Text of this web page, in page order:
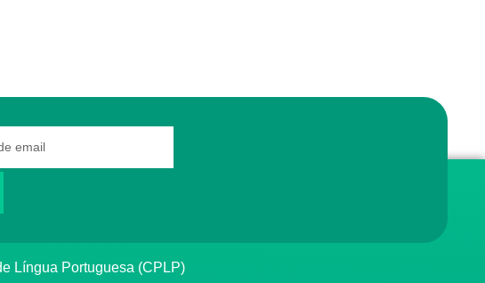
Língua Portuguesa (CPLP)